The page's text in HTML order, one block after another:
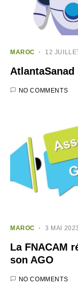
MAROC 12
NO COMMENTS
MAROC 3 MAI 2023
La FNACAM
son AGO
NO COMMENTS